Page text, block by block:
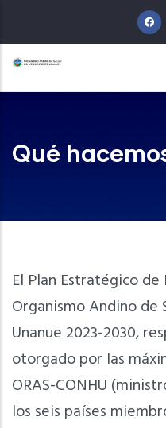
al
contenido
principal
Qué
El Plan Estratégico
Organismo Andino
Unanue 2023-2030,
otorgado por las
ORAS-CONHU
los seis países